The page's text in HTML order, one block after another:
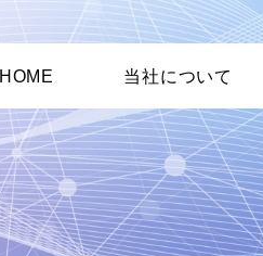
HOME 当社について